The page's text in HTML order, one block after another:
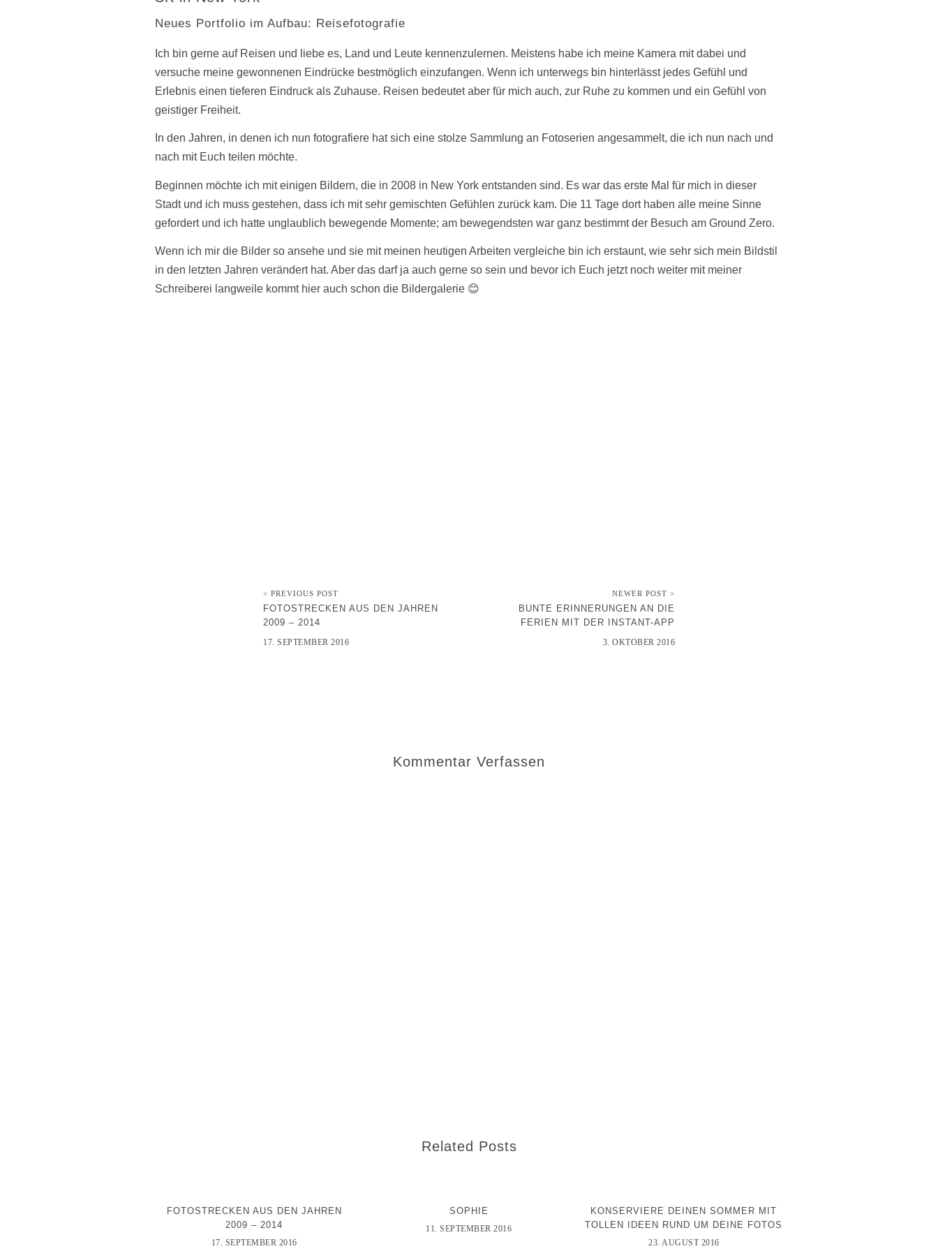
Neues Portfolio im Aufbau: Reisefotografie
Ich bin gerne auf Reisen und liebe es, Land und Leute kennenzulernen. Meistens habe ich meine Kamera mit dabei und
versuche meine gewonnenen Eindrücke bestmöglich einzufangen. Wenn ich unterwegs bin hinterlässt jedes Gefühl und
Erlebnis einen tieferen Eindruck als Zuhause. Reisen bedeutet aber für mich auch, zur Ruhe zu kommen und ein Gefühl von
geistiger Freiheit.
In den Jahren, in denen ich nun fotografiere hat sich eine stolze Sammlung an Fotoserien angesammelt, die ich nun nach und
nach mit Euch teilen möchte.
Beginnen möchte ich mit einigen Bildern, die in 2008 in New York entstanden sind. Es war das erste Mal für mich in dieser
Stadt und ich muss gestehen, dass ich mit sehr gemischten Gefühlen zurück kam. Die 11 Tage dort haben alle meine Sinne
gefordert und ich hatte unglaublich bewegende Momente; am bewegendsten war ganz bestimmt der Besuch am Ground Zero.
Wenn ich mir die Bilder so ansehe und sie mit meinen heutigen Arbeiten vergleiche bin ich erstaunt, wie sehr sich mein Bildstil
in den letzten Jahren verändert hat. Aber das darf ja auch gerne so sein und bevor ich Euch jetzt noch weiter mit meiner
Schreiberei langweile kommt hier auch schon die Bildergalerie 😊
< PREVIOUS POST
FOTOSTRECKEN AUS DEN JAHREN
2009 – 2014
17. SEPTEMBER 2016
NEWER POST >
BUNTE ERINNERUNGEN AN DIE
FERIEN MIT DER INSTANT-APP
3. OKTOBER 2016
Kommentar Verfassen
Related Posts
FOTOSTRECKEN AUS DEN JAHREN
2009 – 2014
17. SEPTEMBER 2016
SOPHIE
11. SEPTEMBER 2016
KONSERVIERE DEINEN SOMMER MIT
TOLLEN IDEEN RUND UM DEINE FOTOS
23. AUGUST 2016